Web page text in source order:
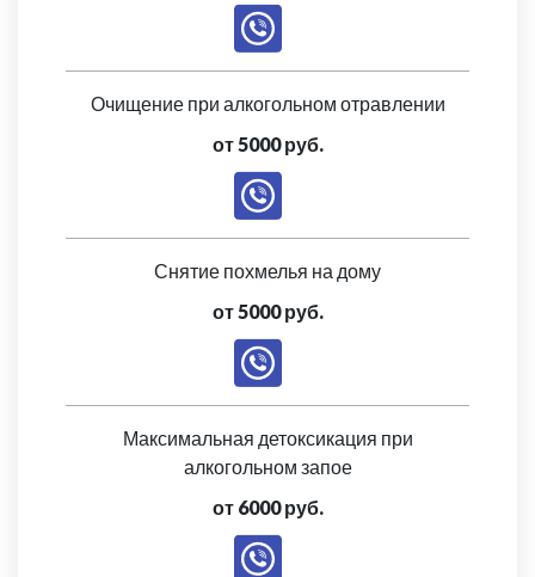
Очищение при алкогольном отравлении
от 5000 руб.
Снятие похмелья на дому
от 5000 руб.
Максимальная детоксикация при
алкогольном запое
от 6000 руб.